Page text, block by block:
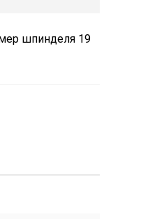
шпинделя 19